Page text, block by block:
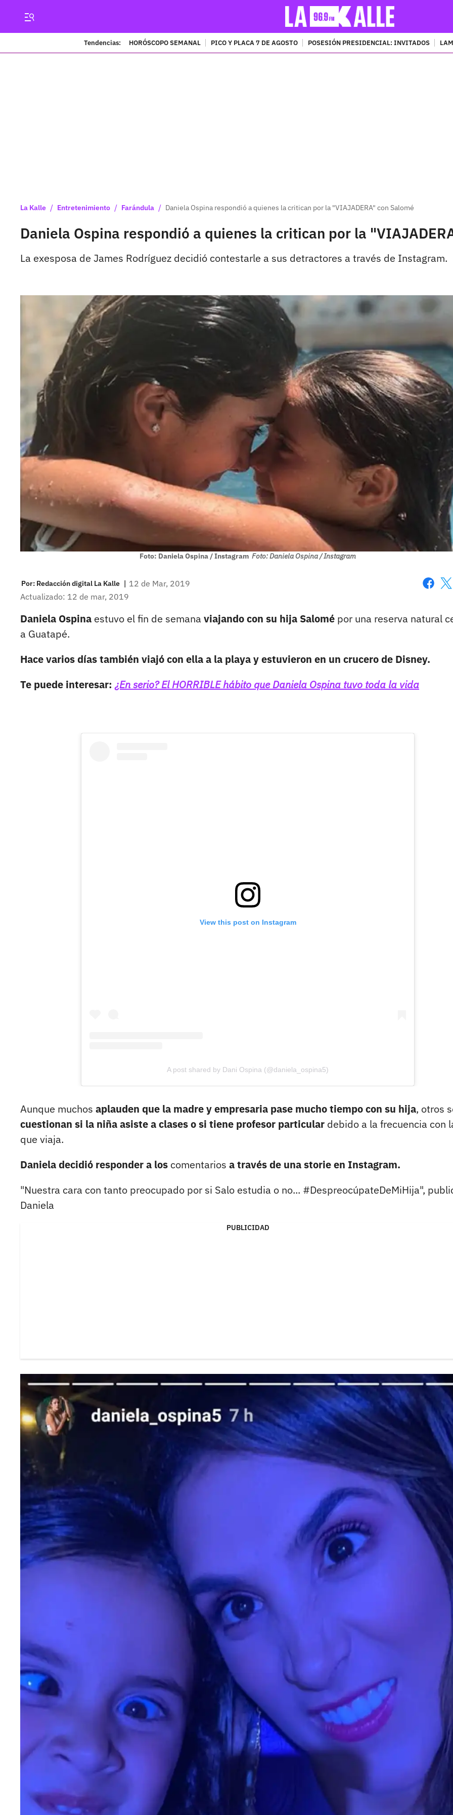
Tendencias: HORÓSCOPO SEMANAL PICO Y PLACA 7 DE AGOSTO POSESIÓN PRESIDENCIAL: INVITADOS
La Kalle / Entretenimiento / Farándula / Daniela Ospina respondió a quienes la critican por la "VIAJADERA" con Salomé
Daniela Ospina respondió a quienes la critican por la
La exesposa de James Rodríguez decidió contestarle a sus detractores a través de Instagram.
Foto: Daniela Ospina / Instagram Foto: Daniela Ospina / Instagram
Por: Redacción digital La Kalle | 12 de Mar, 2019
Actualizado: 12 de mar, 2019
Daniela Ospina estuvo el fin de semana viajando con su hija Salomé por una reserva natural
a Guatapé.
Hace varios días también viajó con ella a la playa y estuvieron en un crucero de Disney.
Te puede interesar: ¿En serio? El HORRIBLE hábito que Daniela Ospina tuvo toda la vida
View this post on Instagram
A post shared by Dani Ospina (@daniela_ospina5)
Aunque muchos aplauden que la madre y empresaria pase mucho tiempo con su hija, otros
cuestionan si la niña asiste a clases o si tiene profesor particular debido a la frecuencia con
que viaja.
Daniela decidió responder a los comentarios a través de una storie en Instagram.
"Nuestra cara con tanto preocupado por si Salo estudia o no... #DespreocúpateDeMiHija",
Daniela
PUBLICIDAD